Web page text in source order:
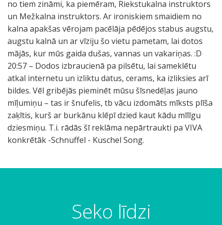
no tiem zināmi, ka piemēram, Riekstukalna instruktors
un Mežkalna instruktors. Ar ironiskiem smaidiem no
kalna apakšas vērojam pacēlāja pēdējos stabus augstu,
augstu kalnā un ar vīziju šo vietu pametam, lai dotos
mājās, kur mūs gaida dušas, vannas un vakariņas. :D
20:57 – Dodos izbraucienā pa pilsētu, lai sameklētu
atkal internetu un izliktu datus, cerams, ka izliksies arī
bildes. Vēl gribējās pieminēt mūsu šīsnedēļas jauno
mīļumiņu – tas ir šnufelis, tb vācu izdomāts mīksts plīša
zaķītis, kurš ar burkānu klēpī dzied kaut kādu mīlīgu
dziesmiņu. T.i. rādās šī reklāma nepārtraukti pa VIVA
konkrētāk -Schnuffel - Kuschel Song.
Seko līdzi